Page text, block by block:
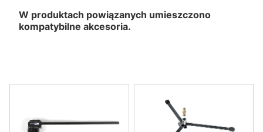
W produktach powiązanych umieszczono
kompatybilne akcesoria.